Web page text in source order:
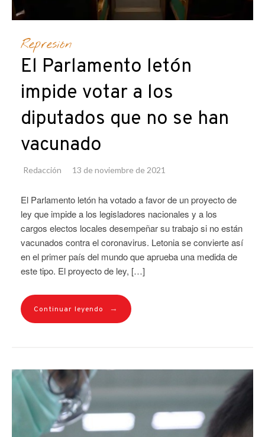
Represión
El Parlamento letón
impide votar a los
diputados que no se han
vacunado
Redacción 13 de noviembre de 2021
El Parlamento letón ha votado a favor de un proyecto de
ley que impide a los legisladores nacionales y a los
cargos electos locales desempeñar su trabajo si no están
vacunados contra el coronavirus. Letonia se convierte así
en el primer país del mundo que aprueba una medida de
este tipo. El proyecto de ley, […]
Continuar leyendo →